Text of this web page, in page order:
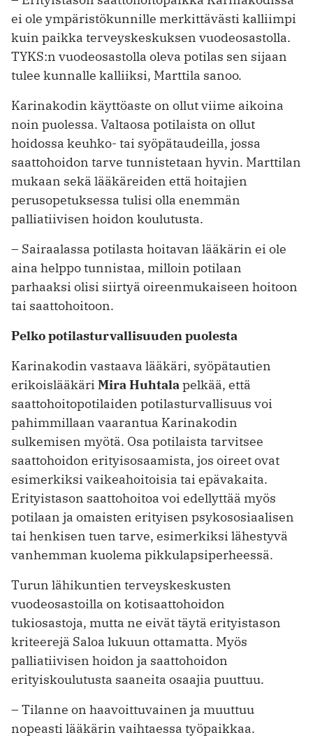
ei ole ympäristökunnille merkittävästi kalliimpi
kuin paikka terveyskeskuksen vuodeosastolla.
TYKS:n vuodeosastolla oleva potilas sen sijaan
tulee kunnalle kalliiksi, Marttila sanoo.
Karinakodin käyttöaste on ollut viime aikoina
noin puolessa. Valtaosa potilaista on ollut
hoidossa keuhko- tai syöpätaudeilla, jossa
saattohoidon tarve tunnistetaan hyvin. Marttilan
mukaan sekä lääkäreiden että hoitajien
perusopetuksessa tulisi olla enemmän
palliatiivisen hoidon koulutusta.
– Sairaalassa potilasta hoitavan lääkärin ei ole
aina helppo tunnistaa, milloin potilaan
parhaaksi olisi siirtyä oireenmukaiseen hoitoon
tai saattohoitoon.
Pelko potilasturvallisuuden puolesta
Karinakodin vastaava lääkäri, syöpätautien
erikoislääkäri Mira Huhtalapelkää, että
saattohoitopotilaiden potilasturvallisuus voi
pahimmillaan vaarantua Karinakodin
sulkemisen myötä. Osa potilaista tarvitsee
saattohoidon erityisosaamista, jos oireet ovat
esimerkiksi vaikeahoitoisia tai epävakaita.
Erityistason saattohoitoa voi edellyttää myös
potilaan ja omaisten erityisen psykososiaalisen
tai henkisen tuen tarve, esimerkiksi ­lähestyvä
vanhemman kuolema pikkulapsiperheessä.
Turun lähikuntien terveyskeskusten
vuodeosastoilla on kotisaattohoidon
tukiosastoja, mutta ne eivät täytä erityis­tason
kriteerejä Saloa lukuun ottamatta. Myös
palliatiivisen hoidon ja saattohoidon
erityiskoulutusta saaneita osaajia puuttuu.
– Tilanne on haavoittuvainen ja muuttuu
nopeasti lääkärin vaihtaessa työpaikkaa.